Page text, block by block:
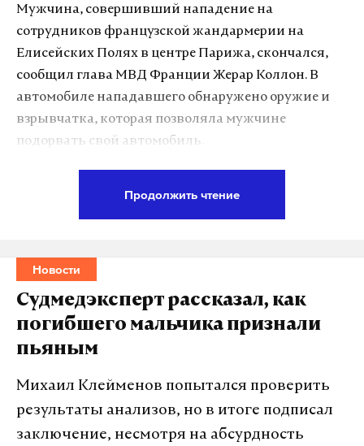
Мужчина, совершивший нападение на
сотрудников французской жандармерии на
Елисейских Полях в центре Парижа, скончался,
сообщил глава МВД Франции Жерар Коллон. В
автомобиле нападавшего обнаружено оружие и
взрывчатка, которая позволяла мужчине
подорвать свой автомобиль.
нападавший был тяжело ранен.
В сгоревшем автомобиле обнаружили взрывчатку,
боеприпасы и автомат Калашникова.
33 года, и он уже находился в поле зрения
спецслужб как потенциально опасный исламист.
Продолжить чтение
Новости
Судмедэксперт рассказал, как
погибшего мальчика признали
пьяным
Михаил Клейменов попытался проверить
результаты анализов, но в итоге подписал
заключение, несмотря на абсурдность